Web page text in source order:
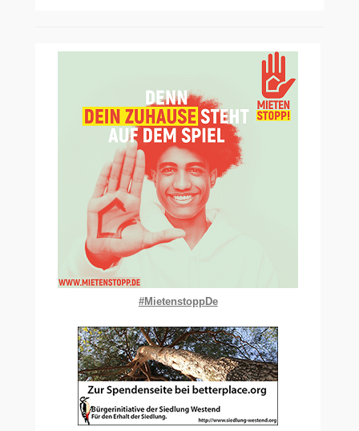
#MietenstoppDe